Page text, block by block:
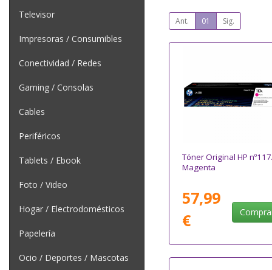
Televisor
Impresoras / Consumibles
Conectividad / Redes
Gaming / Consolas
Cables
Periféricos
Tablets / Ebook
Foto / Video
Hogar / Electrodomésticos
Papelería
Ocio / Deportes / Mascotas
Ant. 01 Sig.
Tóner Original HP
Magenta
57,99
€